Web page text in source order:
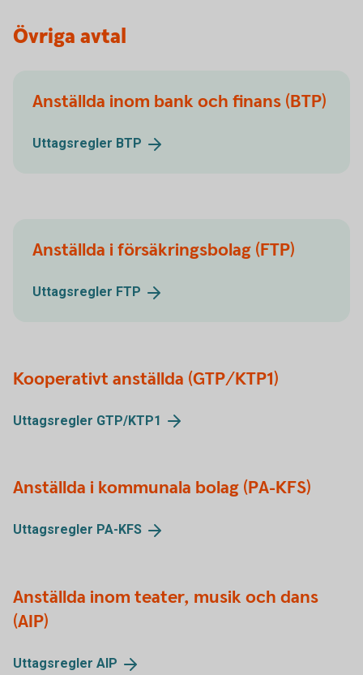
Övriga avtal
Anställda inom bank och finans (BTP)
Uttagsregler BTP
Anställda i försäkringsbolag (FTP)
Uttagsregler FTP
Kooperativt anställda (GTP/KTP1)
Uttagsregler GTP/KTP1
Anställda i kommunala bolag (PA-KFS)
Uttagsregler PA-KFS
Anställda inom teater, musik och dans
(AIP)
Uttagsregler AIP